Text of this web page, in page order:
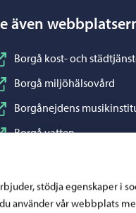
stödja egenskaper i
använder vår webbplats
även
Borgå kost- och
Borgå miljöhälsovård
Borgånejdens
Borgå vatten
Konstfabriken
Visit Porvoo